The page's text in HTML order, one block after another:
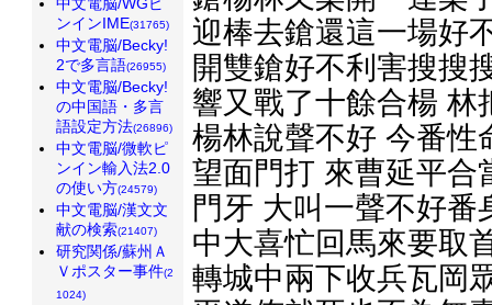
迎棒去鎗還這一場好
開雙鎗好不利害搜搜
響又戰了十餘合楊 林
楊林說聲不好 今番性
望面門打 來曹延平合
門牙 大叫一聲不好
中大喜忙回馬來要取
轉城中兩下收兵瓦岡
ンインIME(31765)
中文電脳/Becky!
2で多言語(26955)
中文電脳/Becky!
の中国語・多言
語設定方法(26896)
中文電脳/微軟ピ
ンイン輸入法2.0
の使い方(24579)
中文電脳/漢文文
献の検索(21407)
研究関係/蘇州Ａ
Ｖポスター事件(2
1024)